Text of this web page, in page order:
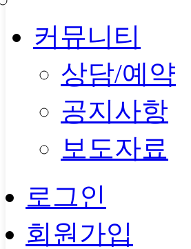
커뮤니티
상담/예약
공지사항
보도자료
로그인
회원가입